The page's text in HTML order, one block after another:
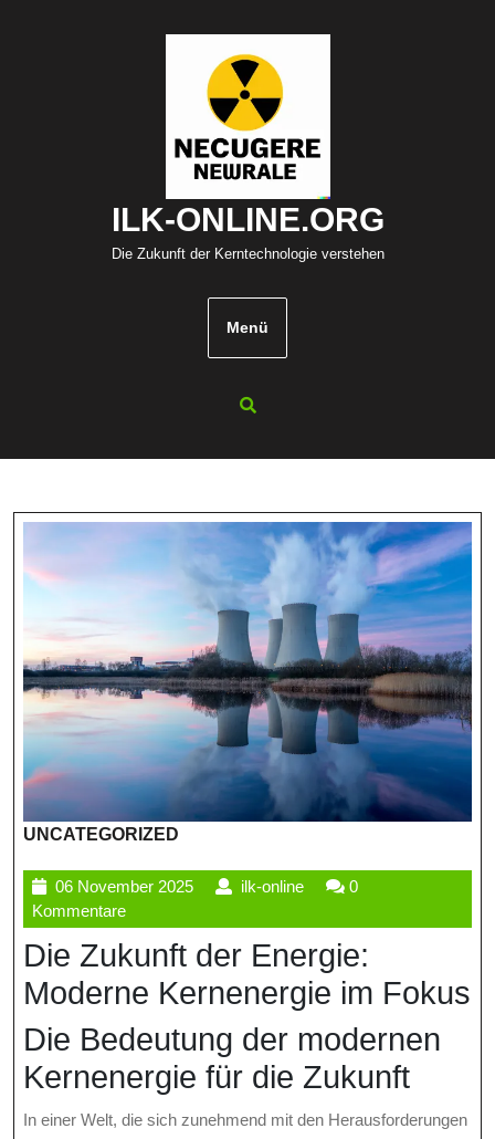
ILK-ONLINE.ORG
Die Zukunft der Kerntechnologie verstehen
Menü
UNCATEGORIZED
06 November 202506
2025
ilk-onlineilk-
0
Kommentare
Die Zukunft der Energie:
Moderne Kernenergie im Fokus
Die Bedeutung der modernen
Kernenergie für die Zukunft
In einer Welt, die sich zunehmend mit den Herausforderungen